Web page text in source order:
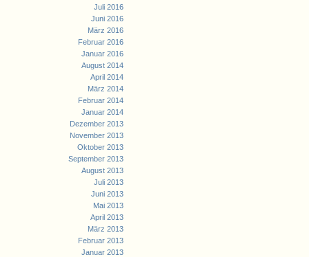
Juli 2016
Juni 2016
März 2016
Februar 2016
Januar 2016
August 2014
April 2014
März 2014
Februar 2014
Januar 2014
Dezember 2013
November 2013
Oktober 2013
September 2013
August 2013
Juli 2013
Juni 2013
Mai 2013
April 2013
März 2013
Februar 2013
Januar 2013